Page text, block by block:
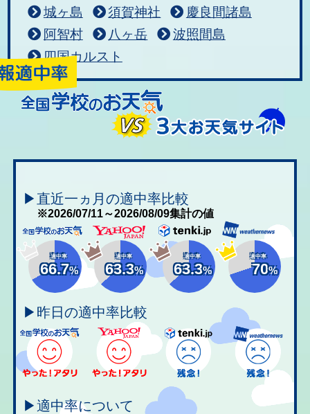
城ヶ島
須賀神社
慶良間諸島
阿智村
八ヶ岳
波照間島
四国カルスト
▶直近一ヵ月の適中率比較
※2026/07/11～2026/08/09集計の値
適中率
66.7%
適中率
63.3%
適中率
63.3%
適中率
70%
▶昨日の適中率比較
▶適中率について